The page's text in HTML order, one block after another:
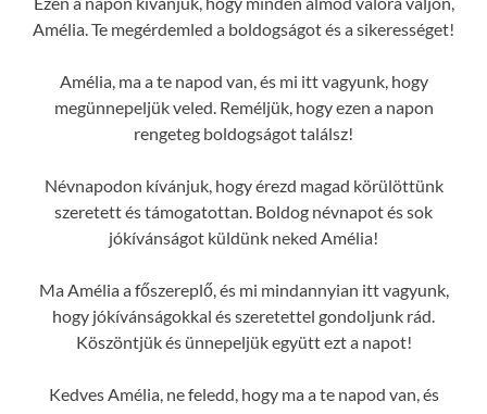
Amélia. Te megérdemled a boldogságot és a sikerességet!
Amélia, ma a te napod van, és mi itt vagyunk, hogy
megünnepeljük veled. Reméljük, hogy ezen a napon
rengeteg boldogságot találsz!
Névnapodon kívánjuk, hogy érezd magad körülöttünk
szeretett és támogatottan. Boldog névnapot és sok
jókívánságot küldünk neked Amélia!
Ma Amélia a főszereplő, és mi mindannyian itt vagyunk,
hogy jókívánságokkal és szeretettel gondoljunk rád.
Köszöntjük és ünnepeljük együtt ezt a napot!
Kedves Amélia, ne feledd, hogy ma a te napod van, és